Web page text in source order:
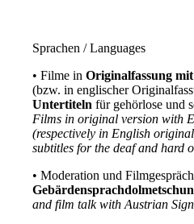
Sprachen / Languages
• Filme inOriginalfassung
(bzw. in englischer
Untertitelnfür gehörlose und
Films in original version with
(respectively in English
subtitles for the deaf and hard
• Moderation und
and film talk with Austrian